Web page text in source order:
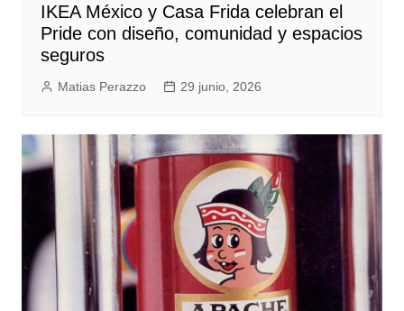
IKEA México y Casa Frida celebran el
Pride con diseño, comunidad y espacios
seguros
Matias Perazzo 29 junio, 2026